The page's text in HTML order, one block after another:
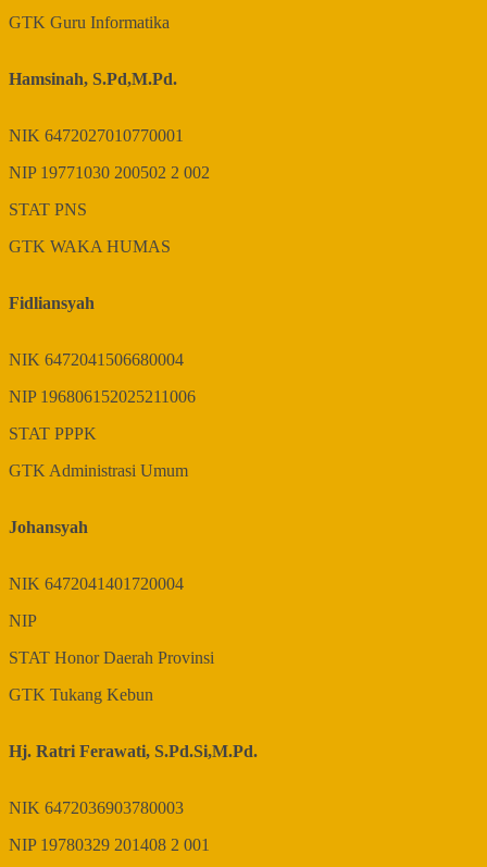
GTK Guru Informatika
Hamsinah, S.Pd,M.Pd.
NIK 6472027010770001
NIP 19771030 200502 2 002
STAT PNS
GTK WAKA HUMAS
Fidliansyah
NIK 6472041506680004
NIP 196806152025211006
STAT PPPK
GTKAdministrasi Umum
Johansyah
NIK 6472041401720004
NIP
STAT Honor Daerah Provinsi
GTK Tukang Kebun
Hj. Ratri Ferawati, S.Pd.Si,M.Pd.
NIK 6472036903780003
NIP 19780329 201408 2 001